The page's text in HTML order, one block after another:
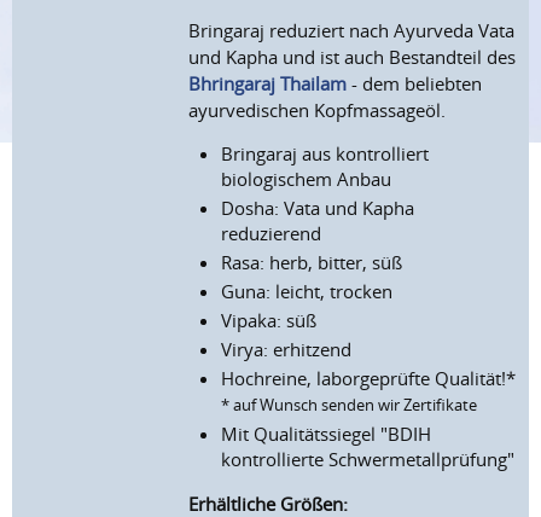
Bringaraj reduziert nach Ayurveda Vata
und Kapha und ist auch Bestandteil des
Bhringaraj Thailam - dem beliebten
ayurvedischen Kopfmassageöl.
Bringaraj aus kontrolliert
biologischem Anbau
Dosha: Vata und Kapha
reduzierend
Rasa: herb, bitter, süß
Guna: leicht, trocken
Vipaka: süß
Virya: erhitzend
Hochreine, laborgeprüfte Qualität!*
* auf Wunsch senden wir Zertifikate
Mit Qualitätssiegel "BDIH
kontrollierte Schwermetallprüfung"
Erhältliche Größen: